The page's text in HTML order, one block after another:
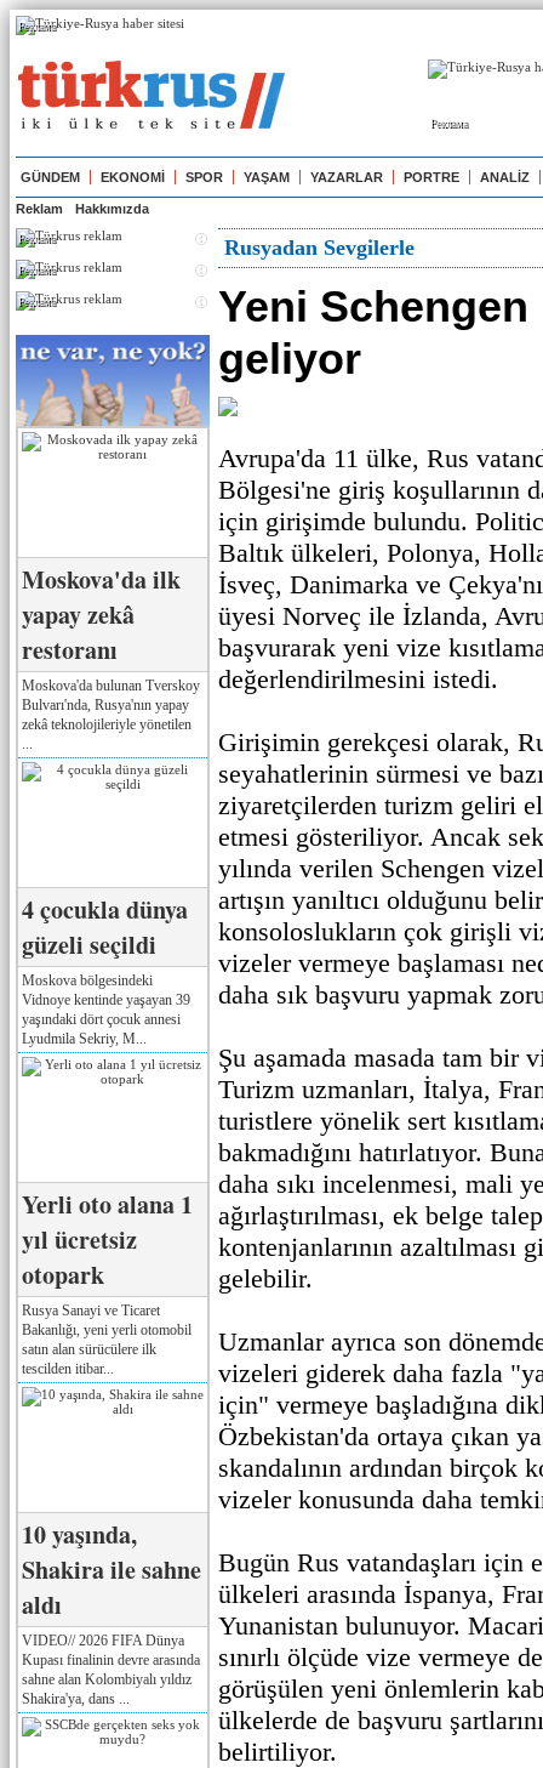
Реклама
Реклама
GÜNDEM EKONOMİ SPOR YAŞAM YAZARLAR PORTRE ANALİZ
Reklam Hakkımızda
Реклама
Реклама
Реклама
Moskova'da ilk
yapay zekâ
restoranı
Moskova'da bulunan Tverskoy
Bulvarı'nda, Rusya'nın yapay
zekâ teknolojileriyle yönetilen
4 çocukla dünya
güzeli seçildi
Moskova bölgesindeki
Vidnoye kentinde yaşayan 39
yaşındaki dört çocuk annesi
Lyudmila Sekriy, M...
Yerli oto alana 1
yıl ücretsiz
otopark
Rusya Sanayi ve Ticaret
Bakanlığı, yeni yerli otomobil
satın alan sürücülere ilk
tescilden itibar...
10 yaşında,
Shakira ile sahne
aldı
VIDEO// 2026 FIFA Dünya
Kupası finalinin devre arasında
sahne alan Kolombiyalı yıldız
Shakira'ya, dans ...
Rusyadan Sevgilerle
Yeni Schengen
geliyor
Avrupa'da 11 ülke, Rus
Bölgesi'ne giriş koşullarının
için girişimde bulundu.
Baltık ülkeleri, Polonya,
İsveç, Danimarka ve
üyesi Norveç ile İzlanda,
başvurarak yeni vize
değerlendirilmesini istedi.
Girişimin gerekçesi olarak,
seyahatlerinin sürmesi ve
ziyaretçilerden turizm geliri
etmesi gösteriliyor. Ancak
yılında verilen Schengen
artışın yanıltıcı olduğunu
konsoloslukların çok girişli
vizeler vermeye başlaması
daha sık başvuru yapmak
Şu aşamada masada tam bir
Turizm uzmanları, İtalya,
turistlere yönelik sert
bakmadığını hatırlatıyor.
daha sıkı incelenmesi, mali
ağırlaştırılması, ek belge
kontenjanlarının azaltılması
gelebilir.
Uzmanlar ayrıca son
vizeleri giderek daha fazla
için" vermeye başladığına
Özbekistan'da ortaya çıkan
skandalının ardından birçok
vizeler konusunda daha
Bugün Rus vatandaşları için
ülkeleri arasında İspanya,
Yunanistan bulunuyor.
sınırlı ölçüde vize vermeye
görüşülen yeni önlemlerin
ülkelerde de başvuru
belirtiliyor.